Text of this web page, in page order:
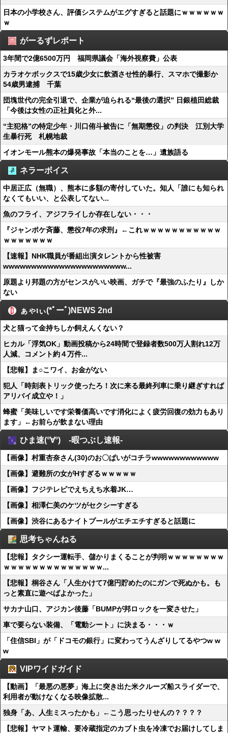
日本の小学校さん、評価システムがエグすぎると話題にｗｗｗｗｗｗ
ｗ
がーるずレポート
3年間で2億6500万円 福岡県議会「海外視察費」公表
カラオケボックスで15歳少女に飲酒させ性的暴行、スマホで撮影か
54歳男逮捕 千葉
団塊世代の完全引退で、企業が迫られる“最後の選択” 日銀植田総裁
「今後は女性の正社員化と外...
“主犯格”の特定少年・川口侑斗被告に「無期懲役」の判決 江別大学
生暴行死 札幌地裁
イオンモール熊本の爆発事故「本当のことを…」遺族語る
ネラーボイス
中居正広（無職）、熊本に多額の寄付していた。知人「誰にも知られ
なくてもいい、と公表してない...
魚のフライ、アジフライしか存在しない・・・
『ジャンポケ斉藤、懲役7年の求刑』←これｗｗｗｗｗｗｗｗｗｗｗ
ｗｗｗｗｗｗｗ
【速報】NHK職員が番組出演タレントから性被害
wwwwwwwwwwwwwwwwwwwwww...
原題より邦題の方がセンスがいい映画、ガチで『最強のふたり』しか
ない
ぁゃιぃ(*ﾟーﾟ)NEWS 2nd
犬と猫って金持ちしか飼えんくない？
ヒカル「浮気OK」動画投稿から24時間で登録者数500万人割れ12万
人減、コメント約４万件...
【悲報】ま○こワイ、お金がない
犯人「時刻表トリック使ったろ！次に来る最終列車に乗り継ぎすれば
アリバイ成立や！」
蜂蜜「美味しいです栄養価高いです消化によく疲労回復の効力もあり
ます」←お前らが飲まない理由
ひま速(°∀°) -暇つぶし速報-
【画像】村重杏奈さん(30)のお〇ぱいがコチラwwwwwwwwwwww
【画像】避難所の女がHすぎるｗｗｗｗｗ
【画像】フジテレビでえちえち水着JK…
【画像】相澤仁美のケツがセクシーすぎる
【画像】渋谷にあるナイトプールがエチエチすぎると話題に
思考ちゃんねる
【悲報】タクシー運転手、儲かりまくることが判明ｗｗｗｗｗｗｗｗ
ｗｗｗｗｗｗｗｗｗｗｗｗｗｗ...
【悲報】桐谷さん「人生かけて7億円貯めたのにガンで死ぬかも。も
っと素直に遊べばよかった」
サカナ山口、アジカン後藤「BUMPが邦ロックを一変させた」
車で要らない装備、「電動シート」に決まる・・・ｗ
「住信SBI」が「ドコモの銀行」に変わってうんざりしてるやつw w
w
VIPワイドガイド
【動画】「最悪の悪夢」海上に突き出た米クルーズ船スライダーで、
利用者が動けなくなる映像拡散...
独身「あ、人生ミスったかも」←こう思ったりせんの？？？？
【悲報】ヤマト運輸、要冷蔵指定のカブト虫を冷凍でお届けしてしま